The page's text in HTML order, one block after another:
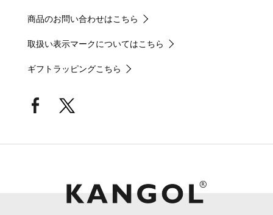
商品のお問い合わせはこちら
取扱い表示マークについてはこちら
ギフトラッピングこちら